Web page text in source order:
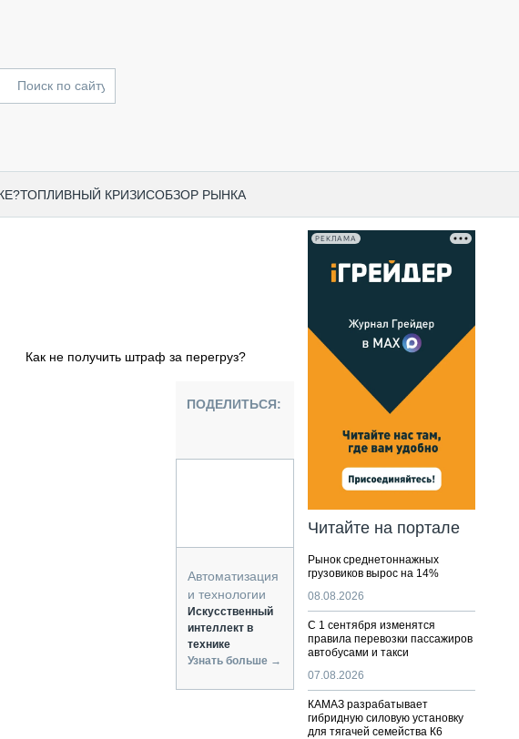
ТОПЛИВНЫЙ КРИЗИСОБЗОР РЫНКА
ПОДЪЁМНАЯ ТЕХНИКА
КОММУНАЛЬНАЯ ТЕХНИКА
Как не получить штраф за перегруз?
ПОДЕЛИТЬСЯ:
Автоматизация
и технологии
Искусственный
интеллект в
технике
Узнать больше →
РЕКЛАМА
Читайте на портале
Рынок среднетоннажных
грузовиков вырос на 14%
08.08.2026
С 1 сентября изменятся
правила перевозки пассажиров
автобусами и такси
07.08.2026
КАМАЗ разрабатывает
гибридную силовую установку
для тягачей семейства К6